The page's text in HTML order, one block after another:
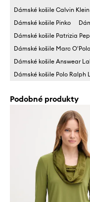
Dámské košile Calvin Klein
Dámské košile Pinko
Dámské košile Patrizia
Dámské košile Marc O'Polo
Dámské košile Answear
Dámské košile Polo Ralph
Podobné produkty